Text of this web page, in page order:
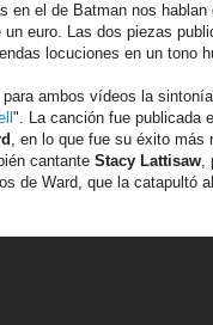
en el de Batman nos
euro. Las dos piezas
locuciones en un tono
ambos vídeos la
". La canción fue publicada
, en lo que fue su éxito más
cantante Stacy Lattisaw,
de Ward, que la catapultó